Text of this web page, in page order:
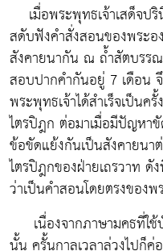
เมื่อพระพุทธเจ้าเสด็จป
สดับฟังคำสั่งสอนของพระ
สังคายนากัน ณ ถ้ำสัตบรร
สอบปากคำกันอยู่ 7 เดือน
พระพุทธเจ้าได้สำเร็จเป็นค
ไตรปิฎก ต่อมาเมื่อมีปัญหา
ข้อขัดแย้งกันเป็นสังคายนา
ไตรปิฎกของฝ่ายเถรวาท ดั
ว่าเป็นคำสอนโดยตรงของ
เนื่องจากภาษามคธที่ใช้
นั้น ครั้นกาลเวลาล่วงไปก็